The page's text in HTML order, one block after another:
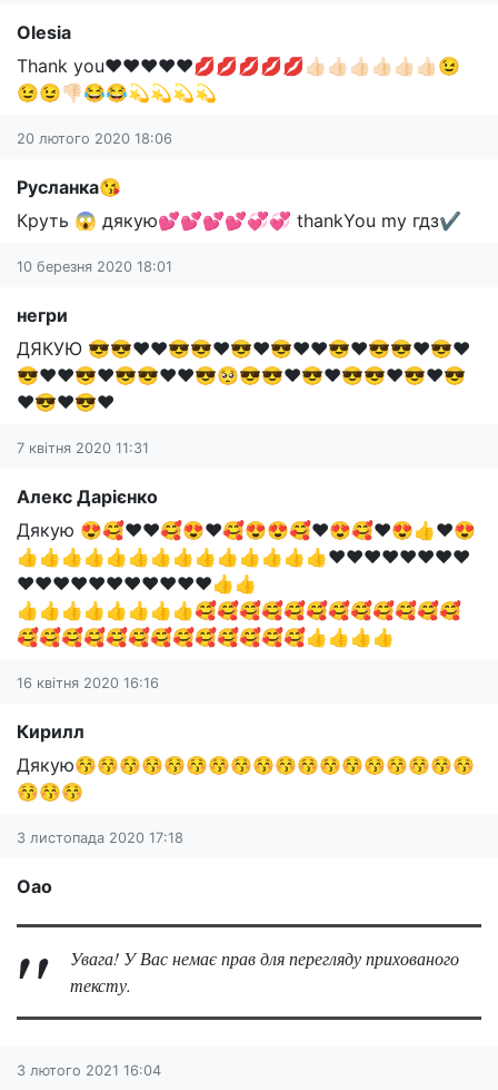
Olesia
Thank you❤❤❤❤❤💋💋💋💋💋👍🏻👍🏻👍🏻👍🏻👍🏻👍🏻😉
😉😉👎🏻😂😂💫💫💫💫
20 лютого 2020 18:06
Русланка😘
Круть 😱 дякую💕💕💕💕💞💞 thankYou my гдз✔
10 березня 2020 18:01
негри
ДЯКУЮ 😎😎❤❤😎😎❤😎❤😎❤❤😎❤😎😎❤😎❤
😎❤❤😎❤😎😎❤❤😎🥺😎😎❤😎❤😎😎❤😎❤😎
❤😎❤😎❤
7 квітня 2020 11:31
Алекс Дарієнко
Дякую 😍🥰❤️❤️🥰😍❤️🥰😍😍🥰❤️😍🥰❤️😍👍❤️😍
👍👍👍👍👍👍👍👍👍👍👍👍👍👍❤️❤️❤️❤️❤️❤️❤️❤️
❤️❤️❤️❤️❤️❤️❤️❤️❤️❤️❤️👍👍
👍👍👍👍👍👍👍👍🥰🥰🥰🥰🥰🥰🥰🥰🥰🥰🥰🥰
🥰🥰🥰🥰🥰🥰🥰🥰🥰🥰🥰🥰🥰👍👍👍👍
16 квітня 2020 16:16
Кирилл
Дякую😚😚😚😚😚😚😚😚😚😚😚😚😚😚😚😚😚😚
😚😚😚
3 листопада 2020 17:18
Оао
Увага! У Вас немає прав для перегляду прихованого
тексту.
3 лютого 2021 16:04